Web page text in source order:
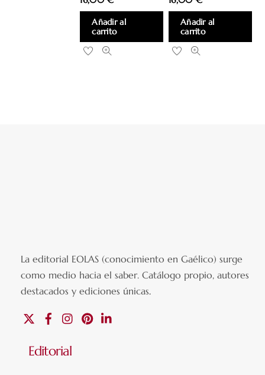
Añadir al
carrito
Añadir al
carrito
La editorial EOLAS (conocimiento en Gaélico) surge
como medio hacia el saber.Catálogo propio, autores
destacados y ediciones únicas.
FacebookInstagramPinterest
Editorial